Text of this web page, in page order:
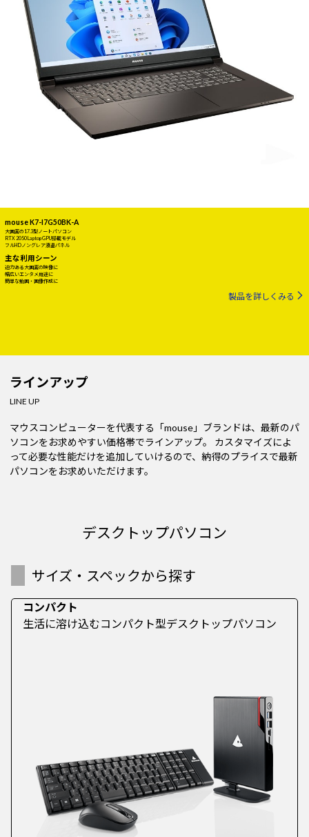
mouse K7-I7G50BK-A
大画面の17.3型ノートパソコン
RTX 2050 Laptop GPU搭載モデル
フルHDノングレア液晶パネル
主な利用シーン
迫力ある大画面の映像に
幅広いエンタメ用途に
簡単な動画・画像作成に
製品を詳しくみる
ラインアップ
LINE UP
マウスコンピューターを代表する「mouse」ブランドは、最新のパ
ソコンをお求めやすい価格帯でラインアップ。 カスタマイズによ
って必要な性能だけを追加していけるので、納得のプライスで最新
パソコンをお求めいただけます。
デスクトップパソコン
サイズ・スペックから探す
コンパクト
生活に溶け込むコンパクト型デスクトップパソコン